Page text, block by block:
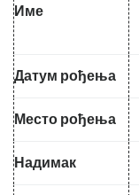
Име
Датум рођења
Место рођења
Надимак